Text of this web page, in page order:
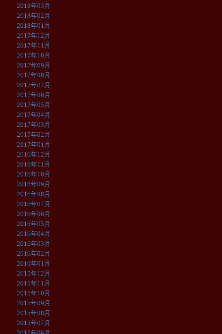
2018年03月
2018年02月
2018年01月
2017年12月
2017年11月
2017年10月
2017年09月
2017年08月
2017年07月
2017年06月
2017年05月
2017年04月
2017年03月
2017年02月
2017年01月
2016年12月
2016年11月
2016年10月
2016年09月
2016年08月
2016年07月
2016年06月
2016年05月
2016年04月
2016年03月
2016年02月
2016年01月
2015年12月
2015年11月
2015年10月
2015年09月
2015年08月
2015年07月